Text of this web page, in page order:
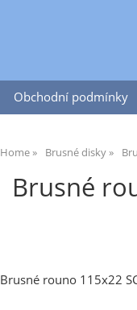
Obchodní podmínky
Home Brusné disky
Brusné
Brusné rouno 115x22